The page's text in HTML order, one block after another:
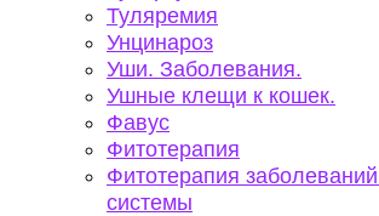
Туляремия
Унцинароз
Уши. Заболевания.
Ушные клещи к кошек.
Фавус
Фитотерапия
Фитотерапия
системы